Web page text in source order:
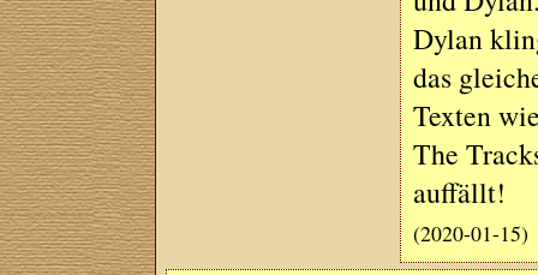
Dylan
das
Texten
The
auffällt!
(2020-01-15)